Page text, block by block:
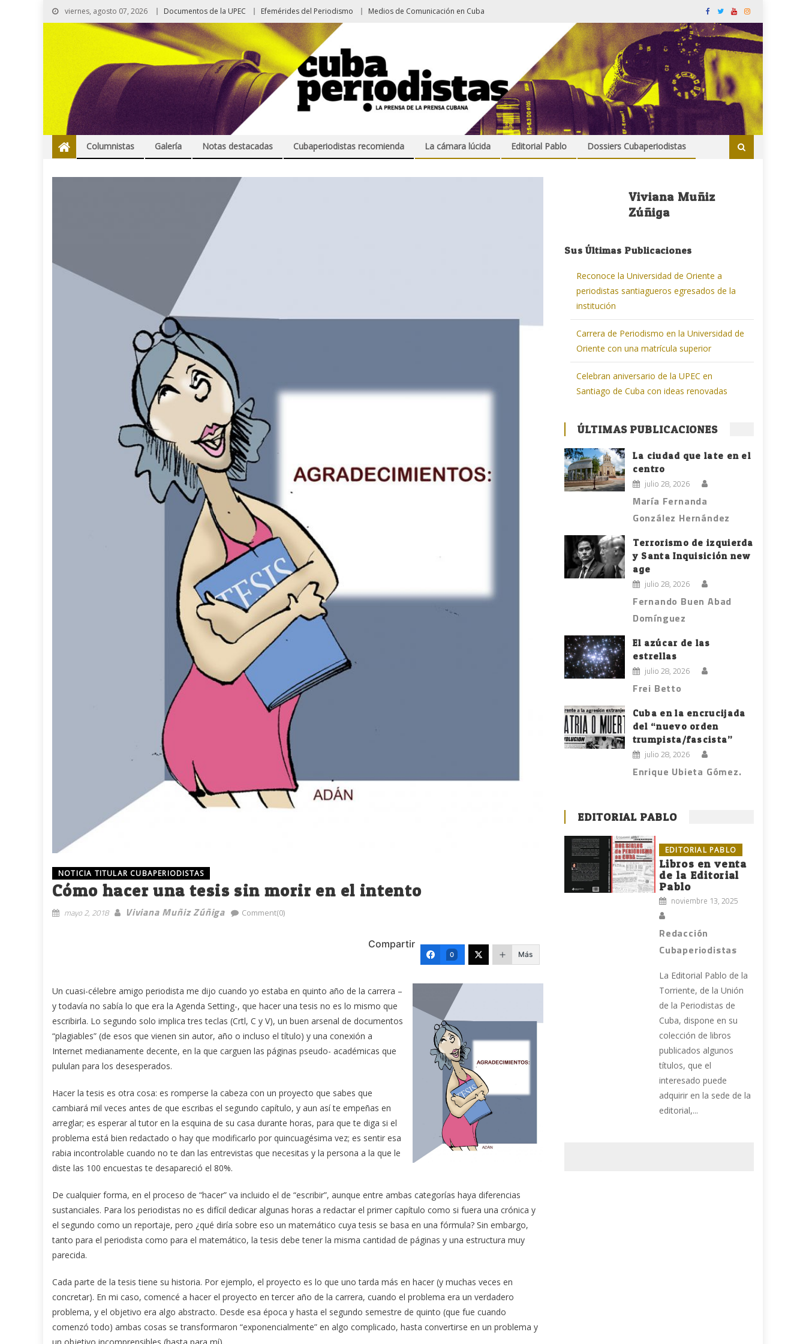
viernes, agosto 07, 2026 Documentos de la UPEC Efemérides del Periodismo Medios de Comunicación en Cuba
Columnistas Galería Notas destacadas Cubaperiodistas recomienda La cámara lúcida Editorial Pablo Dossiers Cubaperiodistas
NOTICIA TITULAR CUBAPERIODISTAS
Cómo hacer una tesis sin morir en el intento
mayo 2, 2018 Viviana Muñiz Zúñiga Comment(0)
Compartir
0 Más
Un cuasi-célebre amigo periodista me dijo cuando yo estaba en quinto año de la carrera –
y todavía no sabía lo que era la Agenda Setting-, que hacer una tesis no es lo mismo que
escribirla. Lo segundo solo implica tres teclas (Crtl, C y V), un buen arsenal de documentos
“plagiables” (de esos que vienen sin autor, año o incluso el título) y una conexión a
Internet medianamente decente, en la que carguen las páginas pseudo- académicas que
pululan para los desesperados.
Hacer la tesis es otra cosa: es romperse la cabeza con un proyecto que sabes que
cambiará mil veces antes de que escribas el segundo capítulo, y aun así te empeñas en
arreglar; es esperar al tutor en la esquina de su casa durante horas, para que te diga si el
problema está bien redactado o hay que modificarlo por quincuagésima vez; es sentir esa
rabia incontrolable cuando no te dan las entrevistas que necesitas y la persona a la que le
diste las 100 encuestas te desapareció el 80%.
De cualquier forma, en el proceso de “hacer” va incluido el de “escribir”, aunque entre ambas categorías haya diferencias
sustanciales. Para los periodistas no es difícil dedicar algunas horas a redactar el primer capítulo como si fuera una crónica y
el segundo como un reportaje, pero ¿qué diría sobre eso un matemático cuya tesis se basa en una fórmula? Sin embargo,
tanto para el periodista como para el matemático, la tesis debe tener la misma cantidad de páginas y una estructura muy
parecida.
Cada parte de la tesis tiene su historia. Por ejemplo, el proyecto es lo que uno tarda más en hacer (y muchas veces en
concretar). En mi caso, comencé a hacer el proyecto en tercer año de la carrera, cuando el problema era un verdadero
problema, y el objetivo era algo abstracto. Desde esa época y hasta el segundo semestre de quinto (que fue cuando
comenzó todo) ambas cosas se transformaron “exponencialmente” en algo complicado, hasta convertirse en un problema y
un objetivo incomprensibles (hasta para mí).
Viviana Muñiz
Zúñiga
Sus Últimas Publicaciones
Reconoce la Universidad de Oriente a
periodistas santiagueros egresados de la
institución
Carrera de Periodismo en la Universidad de
Oriente con una matrícula superior
Celebran aniversario de la UPEC en
Santiago de Cuba con ideas renovadas
ÚLTIMAS PUBLICACIONES
La ciudad que late en el
centro
julio 28, 2026
María Fernanda
González Hernández
Terrorismo de izquierda
y Santa Inquisición new
age
julio 28, 2026
Fernando Buen Abad
Domínguez
El azúcar de las
estrellas
julio 28, 2026
Frei Betto
Cuba en la encrucijada
del “nuevo orden
trumpista/fascista”
julio 28, 2026
Enrique Ubieta Gómez.
EDITORIAL PABLO
EDITORIAL PABLO
Libros en venta
de la Editorial
Pablo
noviembre 13, 2025
Redacción
Cubaperiodistas
La Editorial Pablo de la
Torriente, de la Unión
de la Periodistas de
Cuba, dispone en su
colección de libros
publicados algunos
títulos, que el
interesado puede
adquirir en la sede de la
editorial,...